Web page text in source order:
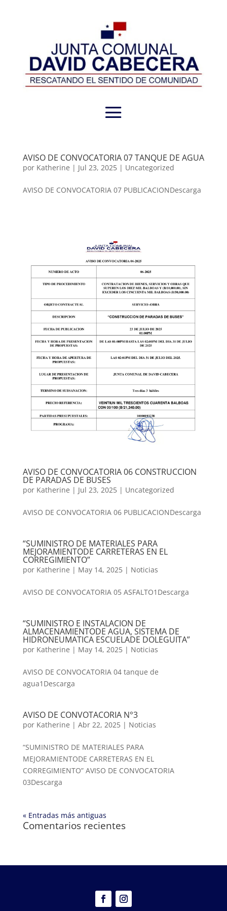
AVISO DE CONVOCATORIA 07 TANQUE DE AGUA
por Katherine | Jul 23, 2025| Uncategorized
AVISO DE CONVOCATORIA 07 PUBLICACIONDescarga
AVISO DE CONVOCATORIA 06 CONSTRUCCION
DE PARADAS DE BUSES
por Katherine | Jul 23, 2025| Uncategorized
AVISO DE CONVOCATORIA 06 PUBLICACIONDescarga
“SUMINISTRO DE MATERIALES PARA
MEJORAMIENTODE CARRETERAS EN EL
CORREGIMIENTO”
por Katherine | May 14, 2025| Noticias
AVISO DE CONVOCATORIA 05 ASFALTO1Descarga
“SUMINISTRO E INSTALACION DE
ALMACENAMIENTODE AGUA, SISTEMA DE
HIDRONEUMATICA ESCUELADE DOLEGUITA”
por Katherine | May 14, 2025| Noticias
AVISO DE CONVOCATORIA 04 tanque de
agua1Descarga
AVISO DE CONVOTACORIA N°3
por Katherine | Abr 22, 2025| Noticias
“SUMINISTRO DE MATERIALES PARA
MEJORAMIENTODE CARRETERAS EN EL
CORREGIMIENTO” AVISO DE CONVOCATORIA
03Descarga
« Entradas más antiguas
Comentarios recientes